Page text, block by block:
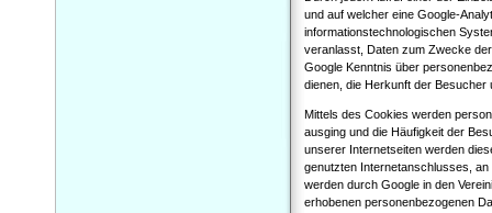
und auf welcher eine Google-
informationstechnologischen
veranlasst, Daten zum Zwecke
Google Kenntnis über
dienen, die Herkunft der
Mittels des Cookies werden
ausging und die Häufigkeit der
unserer Internetseiten werden
genutzten Internetanschlusses,
werden durch Google in den
erhobenen personenbezogenen